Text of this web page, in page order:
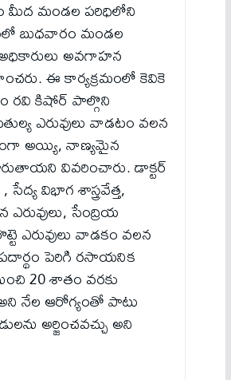
మీద మండల పరిధిలోని
బుధవారం మండల
అవగాహన
ఈ కార్యక్రమంలో కెవికె
రవి కిషోర్ పాల్గొని
ఎరువులు వాడటం వలన
అయ్యి, నాణ్యమైన
వివరించారు. డాక్టర్
విభాగ శాస్త్రవేత్త,
సేంద్రియ
ఎరువులు వాడకం వలన
పెరిగి రసాయనిక
20 శాతం వరకు
అని నేల ఆరోగ్యంతో పాటు
అర్జించవచ్చు అని